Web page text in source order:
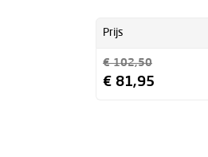
Prijs
€ 102,50
€ 81,95